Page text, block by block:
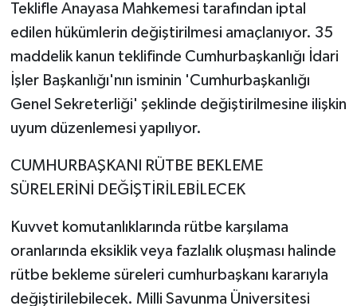
Teklifle Anayasa Mahkemesi tarafından iptal
edilen hükümlerin değiştirilmesi amaçlanıyor. 35
maddelik kanun teklifinde Cumhurbaşkanlığı İdari
İşler Başkanlığı'nın isminin 'Cumhurbaşkanlığı
Genel Sekreterliği' şeklinde değiştirilmesine ilişkin
uyum düzenlemesi yapılıyor.
CUMHURBAŞKANI RÜTBE BEKLEME
SÜRELERİNİ DEĞİŞTİRİLEBİLECEK
Kuvvet komutanlıklarında rütbe karşılama
oranlarında eksiklik veya fazlalık oluşması halinde
rütbe bekleme süreleri cumhurbaşkanı kararıyla
değiştirilebilecek. Milli Savunma Üniversitesi